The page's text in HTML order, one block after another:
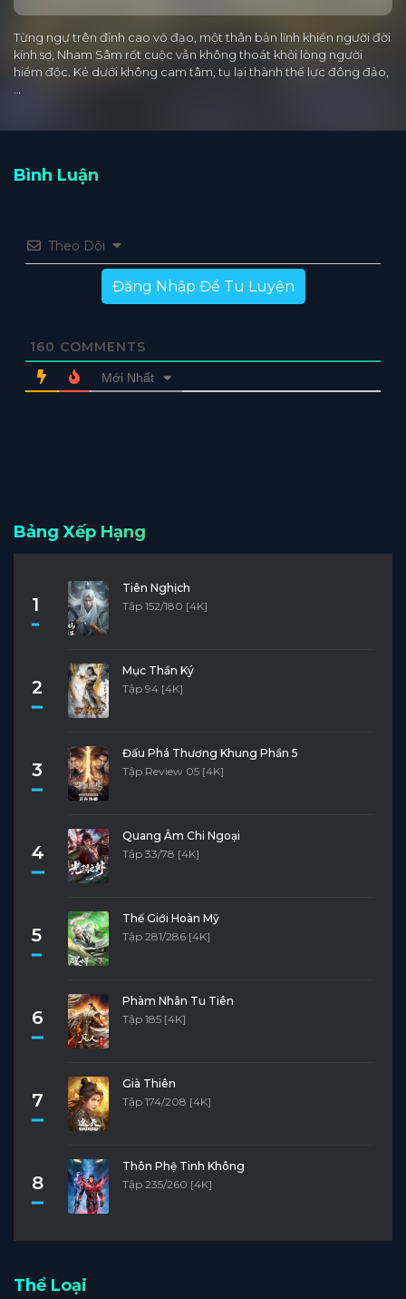
Từng ngự trên đỉnh cao võ đạo, một thân bản lĩnh khiến người đời
kính sợ, Nham Sâm rốt cuộc vẫn không thoát khỏi lòng người
hiểm độc. Kẻ dưới không cam tâm, tụ lại thành thế lực đông đảo,
Bình Luận
Theo Dõi
Đăng Nhập Để Tu Luyện
160 COMMENTS
Mới Nhất
Bảng Xếp Hạng
1
Tiên Nghịch
Tập 152/180 [4K]
2
Mục Thần Ký
Tập 94 [4K]
3
Đấu Phá Thương Khung Phần 5
Tập Review 05 [4K]
4
Quang Âm Chi Ngoại
Tập 33/78 [4K]
5
Thế Giới Hoàn Mỹ
Tập 281/286 [4K]
6
Phàm Nhân Tu Tiên
Tập 185 [4K]
7
Già Thiên
Tập 174/208 [4K]
8
Thôn Phệ Tinh Không
Tập 235/260 [4K]
Thể Loại